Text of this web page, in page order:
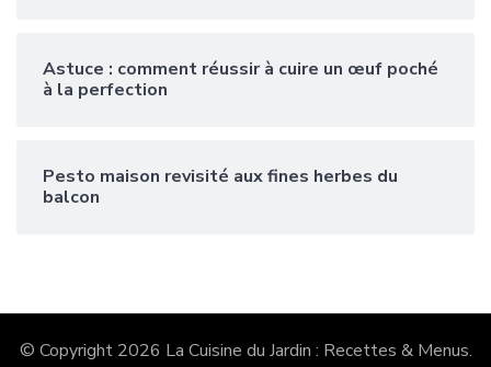
Astuce : comment réussir à cuire un œuf poché
à la perfection
Pesto maison revisité aux fines herbes du
balcon
© Copyright 2026 La Cuisine du Jardin : Recettes & Menus.